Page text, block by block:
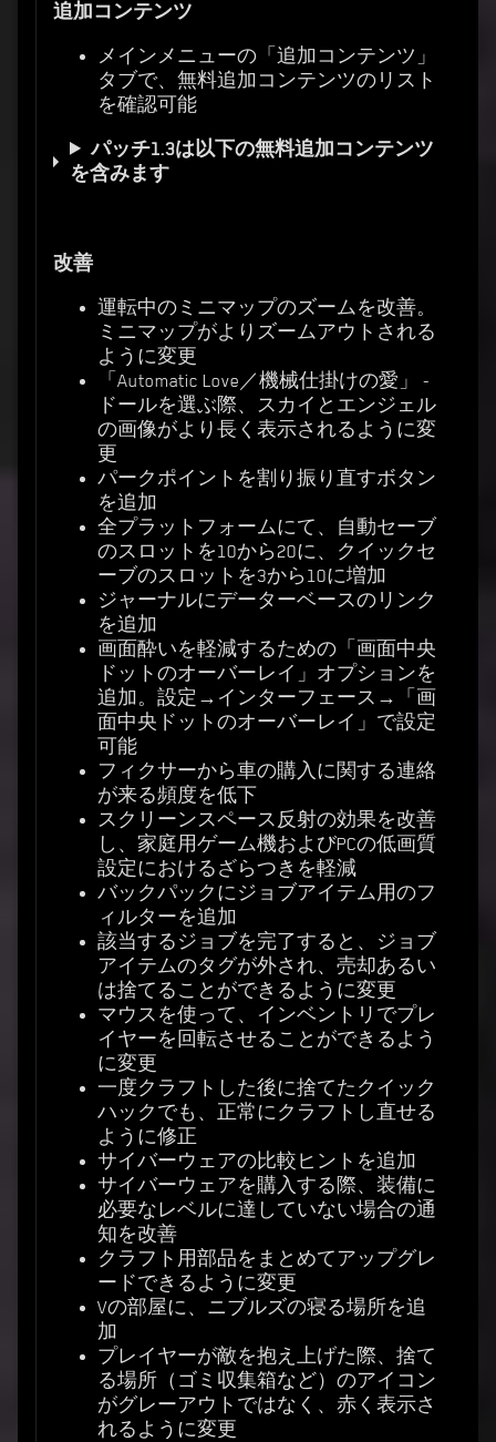
追加コンテンツ
メインメニューの「追加コンテンツ」
タブで、無料追加コンテンツのリスト
を確認可能
パッチ1.3は以下の無料追加コンテンツ
を含みます
改善
運転中のミニマップのズームを改善。
ミニマップがよりズームアウトされる
ように変更
「Automatic Love／機械仕掛けの愛」 -
ドールを選ぶ際、スカイとエンジェル
の画像がより長く表示されるように変
更
パークポイントを割り振り直すボタン
を追加
全プラットフォームにて、自動セーブ
のスロットを10から20に、クイックセ
ーブのスロットを3から10に増加
ジャーナルにデーターベースのリンク
を追加
画面酔いを軽減するための「画面中央
ドットのオーバーレイ」オプションを
追加。設定→インターフェース→「画
面中央ドットのオーバーレイ」で設定
可能
フィクサーから車の購入に関する連絡
が来る頻度を低下
スクリーンスペース反射の効果を改善
し、家庭用ゲーム機およびPCの低画質
設定におけるざらつきを軽減
バックパックにジョブアイテム用のフ
ィルターを追加
該当するジョブを完了すると、ジョブ
アイテムのタグが外され、売却あるい
は捨てることができるように変更
マウスを使って、インベントリでプレ
イヤーを回転させることができるよう
に変更
一度クラフトした後に捨てたクイック
ハックでも、正常にクラフトし直せる
ように修正
サイバーウェアの比較ヒントを追加
サイバーウェアを購入する際、装備に
必要なレベルに達していない場合の通
知を改善
クラフト用部品をまとめてアップグレ
ードできるように変更
Vの部屋に、ニブルズの寝る場所を追
加
プレイヤーが敵を抱え上げた際、捨て
る場所（ゴミ収集箱など）のアイコン
がグレーアウトではなく、赤く表示さ
れるように変更